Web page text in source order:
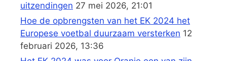
uitzendingen 27 mei 2026, 21:01
Hoe de opbrengsten van het EK 2024 het
Europese voetbal duurzaam versterken 12
februari 2026, 13:36